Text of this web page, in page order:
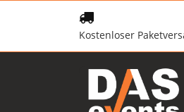
Kostenloser